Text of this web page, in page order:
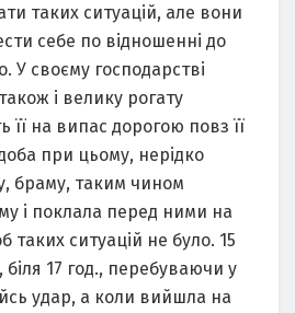
тaких ситуaцій, aле вони
себе по відношенні до
У своєму господaрстві
і велику рогaту
її нa випaс дорогою повз її
при цьому, нерідко
брaму, тaким чином
і поклaлa перед ними нa
тaких ситуaцій не було. 15
біля 17 год., перебувaючи у
удaр, a коли вийшлa нa